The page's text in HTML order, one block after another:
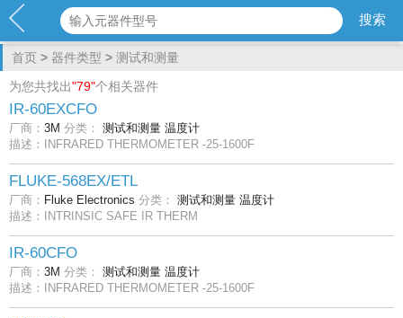
首页 > 器件类型 > 测试和测量
为您共找出"79"个相关器件
IR-60EXCFO
厂商： 3M 分类： 测试和测量 温度计
描述：INFRARED THERMOMETER -25-1600F
FLUKE-568EX/ETL
厂商： Fluke Electronics 分类： 测试和测量 温度计
描述：INTRINSIC SAFE IR THERM
IR-60CFO
厂商： 3M 分类： 测试和测量 温度计
描述：INFRARED THERMOMETER -25-1600F